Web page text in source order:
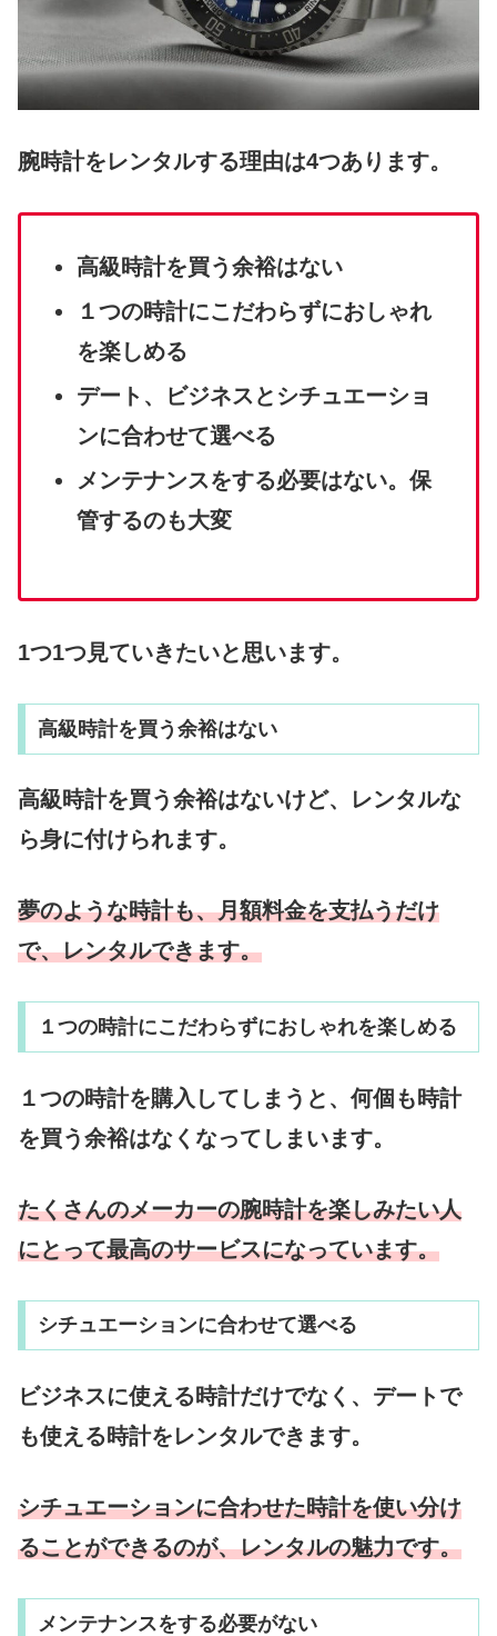
腕時計をレンタルする理由は4つあります。
高級時計を買う余裕はない
１つの時計にこだわらずにおしゃれ
を楽しめる
デート、ビジネスとシチュエーショ
ンに合わせて選べる
メンテナンスをする必要はない。保
管するのも大変
1つ1つ見ていきたいと思います。
高級時計を買う余裕はない
高級時計を買う余裕はないけど、レンタルな
ら身に付けられます。
夢のような時計も、月額料金を支払うだけ
で、レンタルできます。
１つの時計にこだわらずにおしゃれを楽しめる
１つの時計を購入してしまうと、何個も時計
を買う余裕はなくなってしまいます。
たくさんのメーカーの腕時計を楽しみたい人
にとって最高のサービスになっています。
シチュエーションに合わせて選べる
ビジネスに使える時計だけでなく、デートで
も使える時計をレンタルできます。
シチュエーションに合わせた時計を使い分け
ることができるのが、レンタルの魅力です。
メンテナンスをする必要がない